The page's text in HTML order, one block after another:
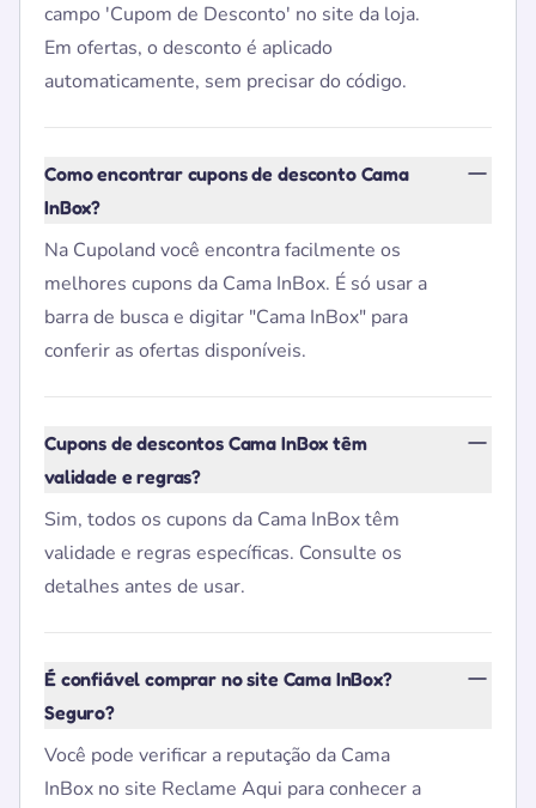
campo 'Cupom de Desconto' no site da loja.
Em ofertas, o desconto é aplicado
automaticamente, sem precisar do código.
Como encontrar cupons de desconto Cama
InBox?
Na Cupoland você encontra facilmente os
melhores cupons da Cama InBox. É só usar a
barra de busca e digitar "Cama InBox" para
conferir as ofertas disponíveis.
Cupons de descontos Cama InBox têm
validade e regras?
Sim, todos os cupons da Cama InBox têm
validade e regras específicas. Consulte os
detalhes antes de usar.
É confiável comprar no site Cama InBox?
Seguro?
Você pode verificar a reputação da Cama
InBox no site Reclame Aqui para conhecer a